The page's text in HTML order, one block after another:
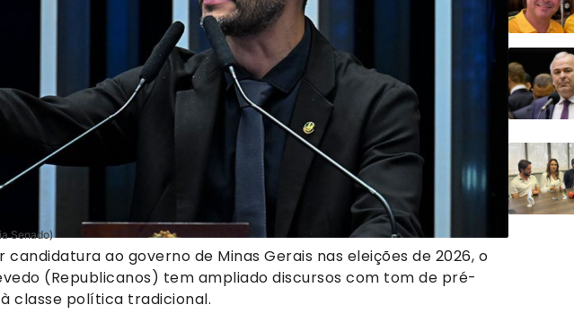
Senado)
candidatura ao governo de Minas Gerais nas eleições de 2026, o
(Republicanos) tem ampliado discursos com tom de pré-
classe política tradicional.